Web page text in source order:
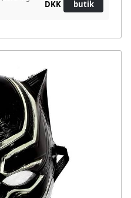
DKK
butik